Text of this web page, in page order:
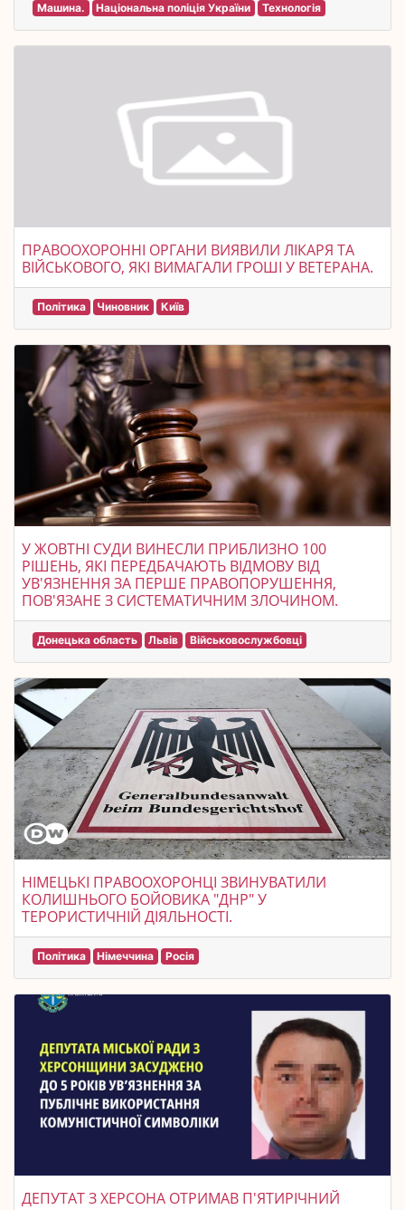
Машина. Національна поліція України Технологія
ПРАВООХОРОННІ ОРГАНИ ВИЯВИЛИ ЛІКАРЯ ТА
ВІЙСЬКОВОГО, ЯКІ ВИМАГАЛИ ГРОШІ У ВЕТЕРАНА.
Політика Чиновник Київ
У ЖОВТНІ СУДИ ВИНЕСЛИ ПРИБЛИЗНО 100
РІШЕНЬ, ЯКІ ПЕРЕДБАЧАЮТЬ ВІДМОВУ ВІД
УВ'ЯЗНЕННЯ ЗА ПЕРШЕ ПРАВОПОРУШЕННЯ,
ПОВ'ЯЗАНЕ З СИСТЕМАТИЧНИМ ЗЛОЧИНОМ.
Донецька область Львів Військовослужбовці
НІМЕЦЬКІ ПРАВООХОРОНЦІ ЗВИНУВАТИЛИ
КОЛИШНЬОГО БОЙОВИКА "ДНР" У
ТЕРОРИСТИЧНІЙ ДІЯЛЬНОСТІ.
Політика Німеччина Росія
ДЕПУТАТ З ХЕРСОНА ОТРИМАВ П'ЯТИРІЧНИЙ